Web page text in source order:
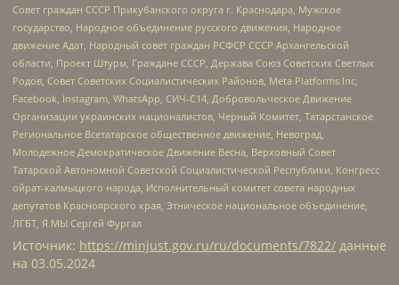
Совет граждан СССР Прикубанского округа г. Краснодара, Мужское
государство, Народное объединение русского движения, Народное
движение Адат, Народный совет граждан РСФСР СССР Архангельской
области, Проект Штурм, Граждане СССР, Держава Союз Советских Светлых
Родов, Совет Советских Социалистических Районов, Meta Platforms Inc,
Facebook, Instagram, WhatsApp, СИЧ-С14, Добровольческое Движение
Организации украинских националистов, Черный Комитет, Татарстанское
Региональное Всетатарское общественное движение, Невоград,
Молодежное Демократическое Движение Весна, Верховный Совет
Татарской Автономной Советской Социалистической Республики, Конгресс
ойрат-калмыцкого народа, Исполнительный комитет совета народных
депутатов Красноярского края, Этническое национальное объединение,
ЛГБТ, Я.МЫ Сергей Фургал
Источник: https://minjust.gov.ru/ru/documents/7822/ данные
на 03.05.2024